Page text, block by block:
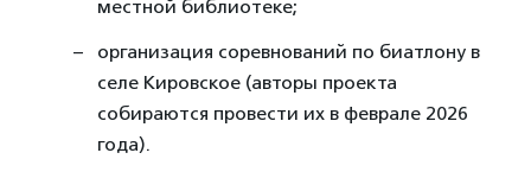
местной библиотеке;
организация соревнований по биатлону в
селе Кировское (авторы проекта
собираются провести их в феврале 2026
года).